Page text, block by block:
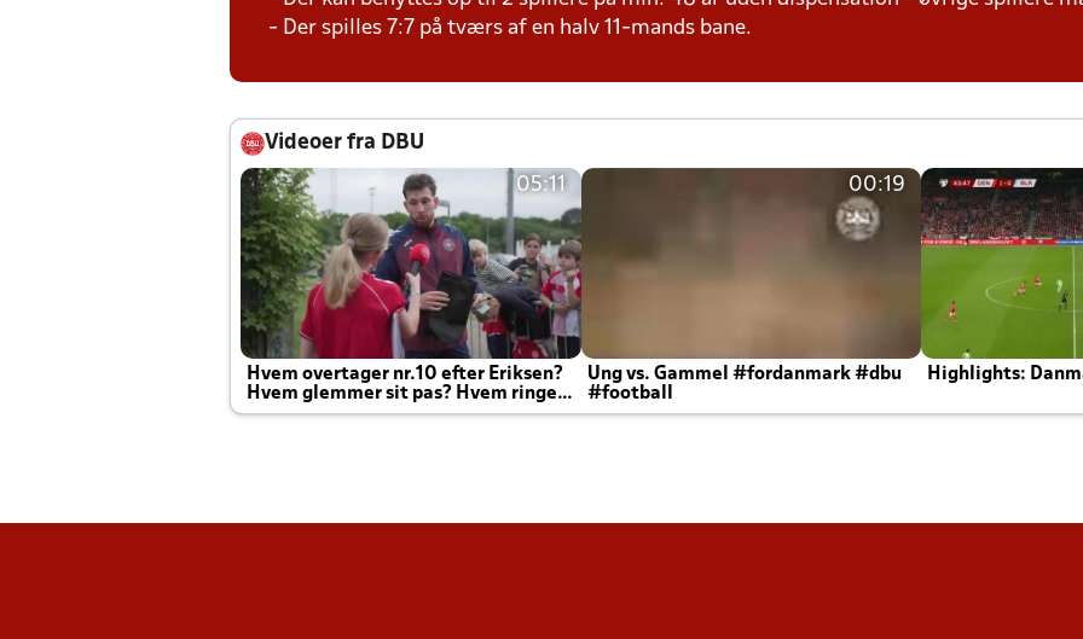
- Der spilles 7:7 på tværs af en halv 11-mands bane.
Videoer fra DBU
05:11
Hvem overtager nr.10 efter Eriksen?
Hvem glemmer sit pas? Hvem ringer
Joachim altid til efter kampe?
00:19
Ung vs. Gammel #fordanmark #dbu
#football
Highlights: